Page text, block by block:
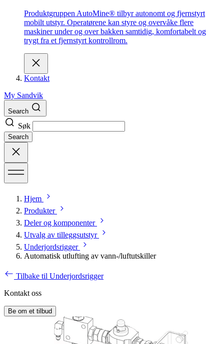
Produktgruppen AutoMine® tilbyr autonomt og fjernstyrt
mobilt utstyr. Operatørene kan styre og overvåke flere
maskiner under og over bakken samtidig, komfortabelt og
trygt fra et fjernstyrt kontrollrom.
Kontakt
My Sandvik
Search
Søk
Search
Hjem
Produkter
Deler og komponenter
Utvalg av tilleggsutstyr
Underjordsrigger
Automatisk utlufting av vann-/luftutskiller
Tilbake til Underjordsrigger
Kontakt oss
Be om et tilbud